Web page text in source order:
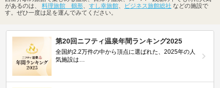
があるのは、 料理旅館 鶴形 すし幸旅館 ビジネス旅館総社 などの施設で
す。ぜひ一度は足を運んでみてください。
第20回ニフティ温泉年間ランキング2025
全国約2.2万件の中から頂点に選ばれた、2025年の人
気施設は…